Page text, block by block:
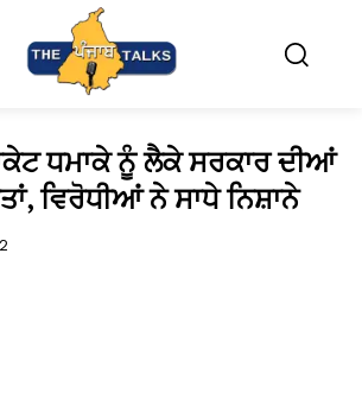
ਧਮਾਕੇ ਨੂੰ ਲੈਕੇ ਸਰਕਾਰ ਦੀਆਂ
ਵਿਰੋਧੀਆਂ ਨੇ ਸਾਧੇ ਨਿਸ਼ਾਨੇ